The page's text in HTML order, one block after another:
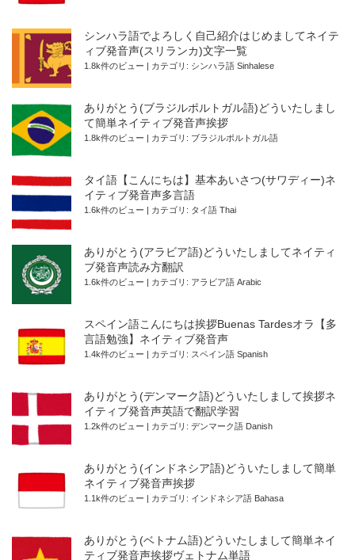
シンハラ語でよろしく自己紹介はじめましてネイテ
ィブ発音声(スリランカ)文字一覧
1.8k件のビュー | カテゴリ: シンハラ語 Sinhalese
ありがとう(ブラジルポルトガル語)どういたしまし
て簡単ネイティブ発音声挨拶
1.8k件のビュー | カテゴリ: ブラジルポルトガル語
タイ語【こんにちは】基本あいさつ(サワディー)ネ
イティブ発音声多言語
1.6k件のビュー | カテゴリ: タイ語 Thai
ありがとう(アラビア語)どういたしましてネイティ
ブ発音声読み方翻訳
1.6k件のビュー | カテゴリ: アラビア語 Arabic
スペイン語こんにちは挨拶Buenas Tardesオラ【多
言語勉強】ネイティブ発音声
1.4k件のビュー | カテゴリ: スペイン語 Spanish
ありがとう(デンマーク語)どういたしまして挨拶ネ
イティブ発音声英語で翻訳学習
1.2k件のビュー | カテゴリ: デンマーク語 Danish
ありがとう(インドネシア語)どういたしまして簡単
ネイティブ発音声挨拶
1.1k件のビュー | カテゴリ: インドネシア語 Bahasa
ありがとう(ベトナム語)どういたしまして簡単ネイ
ティブ発音声挨拶ヴェトナム単語